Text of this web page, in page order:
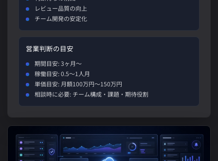
レビュー品質の向上
チーム開発の安定化
営業判断の目安
期間目安: 3ヶ月〜
稼働目安: 0.5〜1人月
単価目安: 月額100万円〜150万円
相談時に必要: チーム構成・課題・期待役割